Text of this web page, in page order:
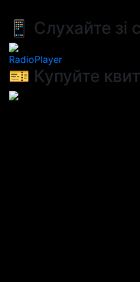
📱 Слухайте зі
RadioPlayer
🎫 Купуйте